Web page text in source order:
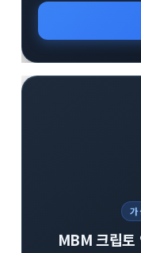
인사이트를 전달합니
없이 유용한 금융 정
MBM 크립